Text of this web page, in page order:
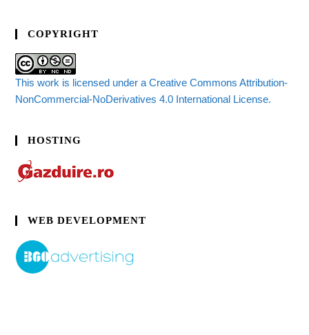
COPYRIGHT
This work is licensed under a Creative Commons Attribution-
NonCommercial-NoDerivatives 4.0 International License.
HOSTING
WEB DEVELOPMENT